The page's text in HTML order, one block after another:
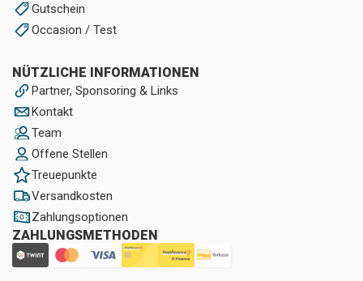
Gutschein
Occasion / Test
NÜTZLICHE INFORMATIONEN
Partner, Sponsoring & Links
Kontakt
Team
Offene Stellen
Treuepunkte
Versandkosten
Zahlungsoptionen
ZAHLUNGSMETHODEN